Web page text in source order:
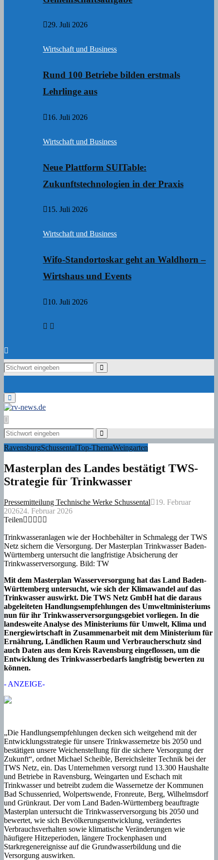
29. Juli 2026
Wirtschaft und Business
Rund 100 Betriebe bilden erstmals
Lehrlinge aus
16. Juli 2026
Wirtschaft und Business
Neue Plattform SUITable:
Zukunftstechnologien in der Praxis
15. Juli 2026
Wirtschaft und Business
Wifo-Standortoskar geht an Waldhorn –
Wirtshaus und Events
10. Juli 2026
Search
Search
Primary
Menu
Search
for:
Search
RavensburgSchussentalTop-ThemaWeingarten
Masterplan des Landes bestätigt TWS-
Strategie für Trinkwasser
Pressemitteilung Technische Werke Schussental
19. Februar
202624. Februar 2026
Teilen
Trinkwasseranlagen wie der Hochbehälter in Schmalegg der TWS
Netz sichern die Versorgung. Der Masterplan Trinkwasser Baden-
Württemberg untersucht die langfristige Absicherung der
Trinkwasserversorgung. Bild: TW
Mit dem Masterplan Wasserversorgung hat das Land Baden-
Württemberg untersucht, wie sich der Klimawandel auf das
Trinkwasser auswirkt. Die TWS Netz GmbH hat die daraus
abgeleiteten Handlungsempfehlungen des Umweltministeriums
nun für ihr Trinkwasserversorgungsgebiet vorliegen. In die
landesweite Analyse des Ministeriums für Umwelt, Klima und
Energiewirtschaft in Zusammenarbeit mit dem Ministerium für
Ernährung, Ländlichen Raum und Verbraucherschutz sind
auch Daten aus dem Kreis Ravensburg eingeflossen, um die
Entwicklung des Trinkwasserbedarfs langfristig bewerten zu
können.
- ANZEIGE-
„Die Handlungsempfehlungen decken sich weitgehend mit der
Entwicklungsstrategie für unsere Trinkwassernetze bis 2050 und
bestätigen unsere Weichenstellung für die sichere Versorgung der
Zukunft“, ordnet Michael Scheible, Bereichsleiter Technik bei der
TWS Netz, ein. Das Unternehmen versorgt rund 13.300 Haushalte
und Betriebe in Ravensburg, Weingarten und Eschach mit
Trinkwasser und betreibt zudem die Wassernetze der Kommunen
Bad Schussenried, Wolpertswende, Fronreute, Berg, Wilhelmsdorf
und Grünkraut. Der vom Land Baden-Württemberg beauftragte
Masterplan untersucht die Trinkwasserversorgung bis 2050 und
bewertet, wie sich Bevölkerungsentwicklung, verändertes
Verbrauchsverhalten sowie klimatische Veränderungen wie
häufigere Hitzeperioden, längere Trockenphasen und
Starkregenereignisse auf die Grundwasserbildung und die
Versorgung auswirken.